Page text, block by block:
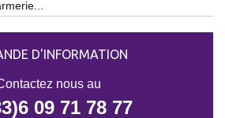
D'INFORMATION
nous au
09 71 78 77